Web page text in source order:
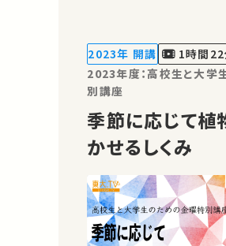
ファカルティプログラム
とを学ぶプログラムで
2023年 開講
1時間22
2023年度：高校生と大学
別講座
季節に応じて植
かせるしくみ